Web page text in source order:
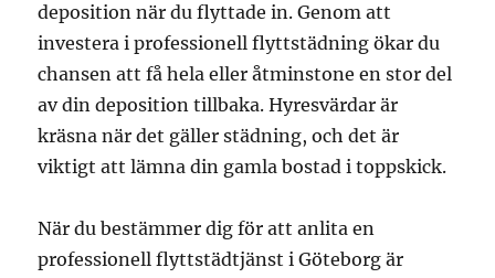
deposition när du flyttade in. Genom att
investera i professionell flyttstädning ökar du
chansen att få hela eller åtminstone en stor del
av din deposition tillbaka. Hyresvärdar är
kräsna när det gäller städning, och det är
viktigt att lämna din gamla bostad i toppskick.
När du bestämmer dig för att anlita en
professionell flyttstädtjänst i Göteborg är